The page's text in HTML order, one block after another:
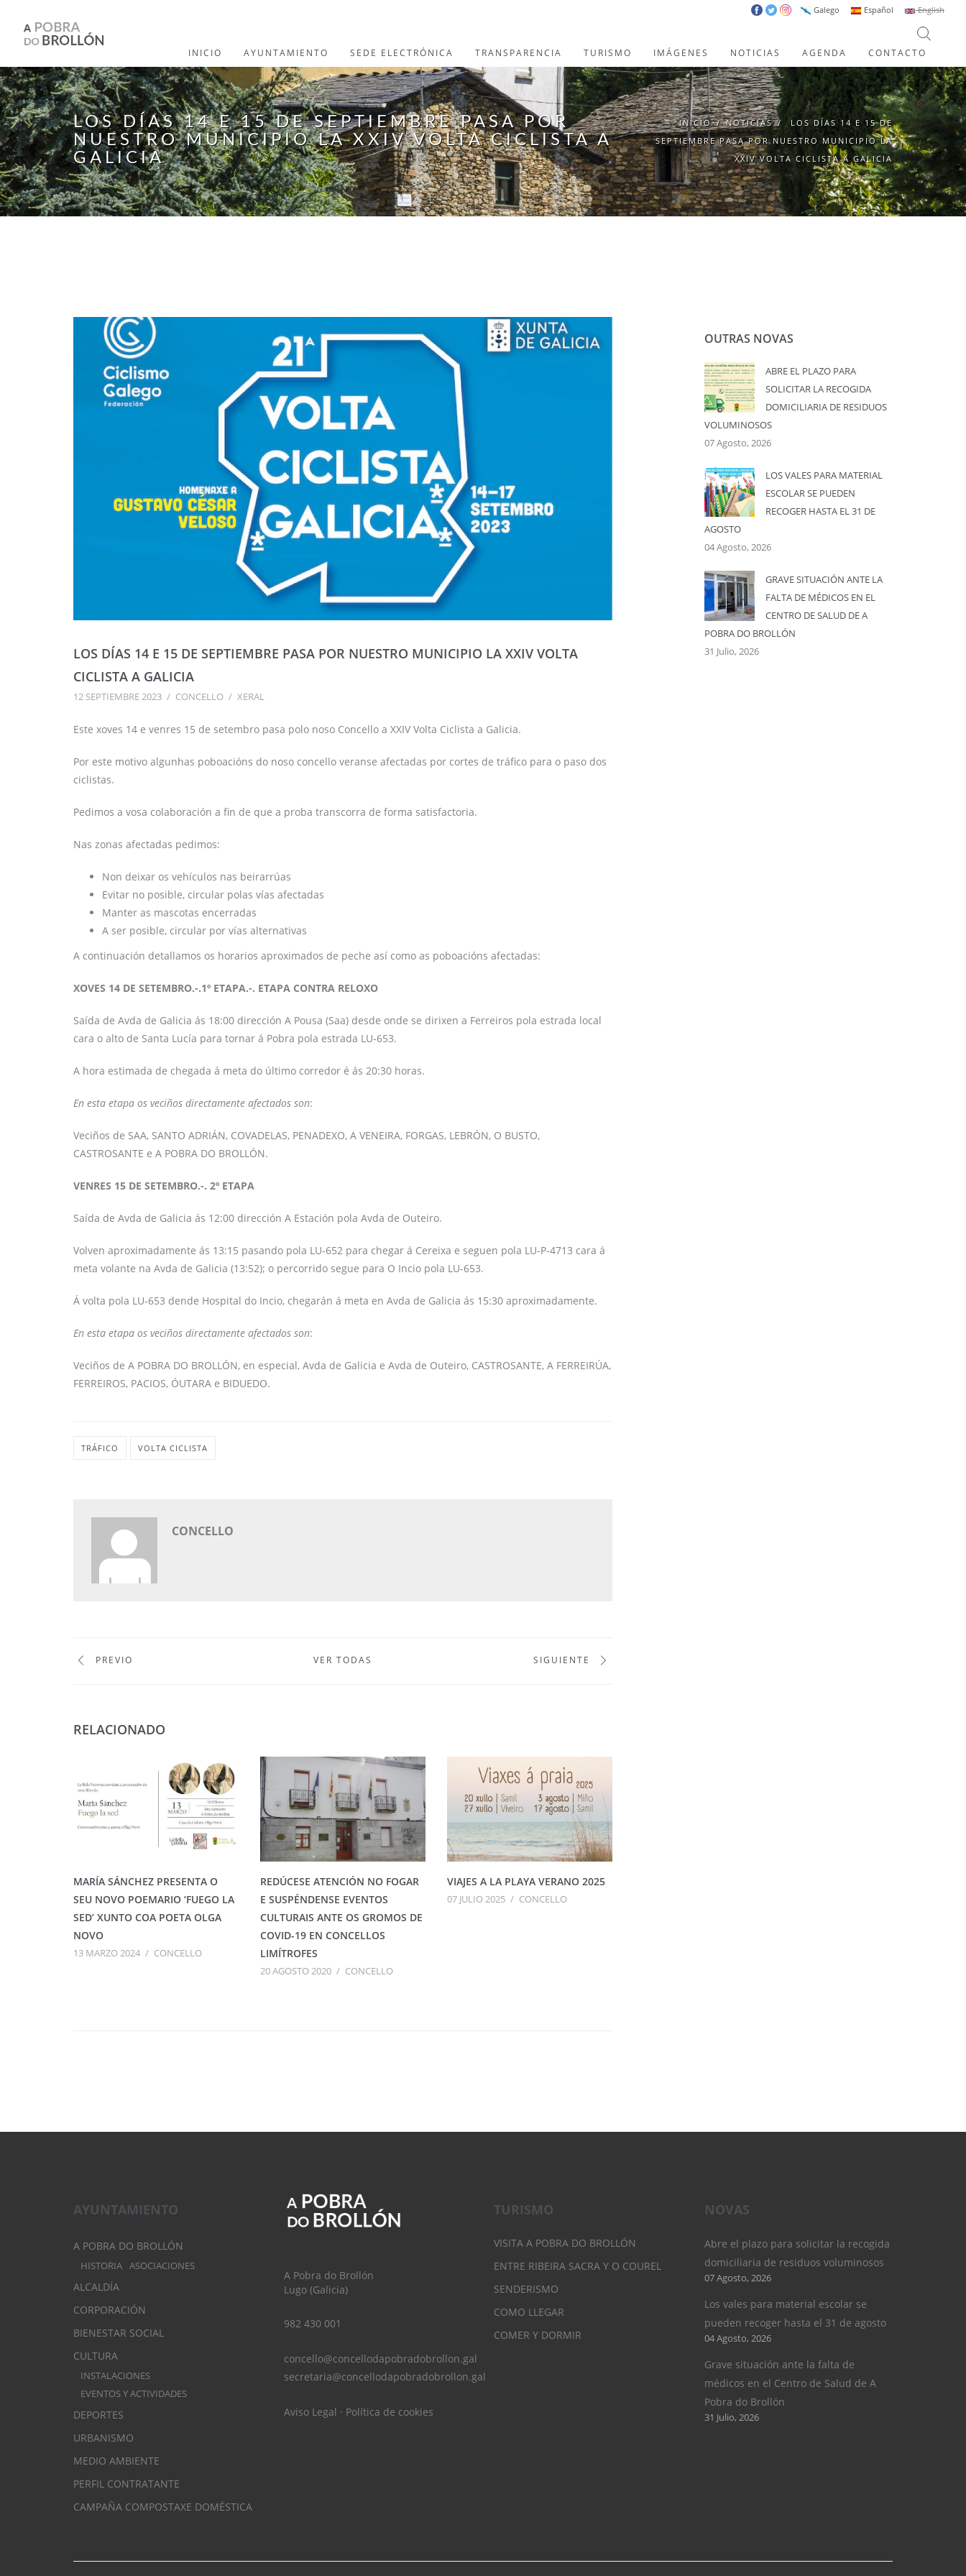
Galego Español English
INICIO AYUNTAMIENTO SEDE ELECTRÓNICA TRANSPARENCIA TURISMO IMÁGENES NOTICIAS AGENDA CONTACTO
LOS DÍAS 14 E 15 DE SEPTIEMBRE PASA POR
NUESTRO MUNICIPIO LA XXIV VOLTA CICLISTA A
GALICIA
INICIO / NOTICIAS / LOS DÍAS 14 E 15 DE
SEPTIEMBRE PASA POR NUESTRO MUNICIPIO LA
XXIV VOLTA CICLISTA A GALICIA
LOS DÍAS 14 E 15 DE SEPTIEMBRE PASA POR NUESTRO MUNICIPIO LA XXIV VOLTA
CICLISTA A GALICIA
12 SEPTIEMBRE 2023 / CONCELLO / XERAL
Este xoves 14 e venres 15 de setembro pasa polo noso Concello a XXIV Volta Ciclista a Galicia.
Por este motivo algunhas poboacións do noso concello veranse afectadas por cortes de tráfico para o paso dos
ciclistas.
Pedimos a vosa colaboración a fin de que a proba transcorra de forma satisfactoria.
Nas zonas afectadas pedimos:
Non deixar os vehículos nas beirarrúas
Evitar no posible, circular polas vías afectadas
Manter as mascotas encerradas
A ser posible, circular por vías alternativas
A continuación detallamos os horarios aproximados de peche así como as poboacións afectadas:
XOVES 14 DE SETEMBRO.-.1º ETAPA.-. ETAPA CONTRA RELOXO
Saída de Avda de Galicia ás 18:00 dirección A Pousa (Saa) desde onde se dirixen a Ferreiros pola estrada local
cara o alto de Santa Lucía para tornar á Pobra pola estrada LU-653.
A hora estimada de chegada á meta do último corredor é ás 20:30 horas.
En esta etapa os veciños directamente afectados son:
Veciños de SAA, SANTO ADRIÁN, COVADELAS, PENADEXO, A VENEIRA, FORGAS, LEBRÓN, O BUSTO,
CASTROSANTE e A POBRA DO BROLLÓN.
VENRES 15 DE SETEMBRO.-. 2º ETAPA
Saída de Avda de Galicia ás 12:00 dirección A Estación pola Avda de Outeiro.
Volven aproximadamente ás 13:15 pasando pola LU-652 para chegar á Cereixa e seguen pola LU-P-4713 cara á
meta volante na Avda de Galicia (13:52); o percorrido segue para O Incio pola LU-653.
Á volta pola LU-653 dende Hospital do Incio, chegarán á meta en Avda de Galicia ás 15:30 aproximadamente.
En esta etapa os veciños directamente afectados son:
Veciños de A POBRA DO BROLLÓN, en especial, Avda de Galicia e Avda de Outeiro, CASTROSANTE, A FERREIRÚA,
FERREIROS, PACIOS, ÓUTARA e BIDUEDO.
TRÁFICO VOLTA CICLISTA
CONCELLO
PREVIO VER TODAS SIGUIENTE
RELACIONADO
MARÍA SÁNCHEZ PRESENTA O
SEU NOVO POEMARIO ‘FUEGO LA
SED’ XUNTO COA POETA OLGA
NOVO
13 MARZO 2024 / CONCELLO
REDÚCESE ATENCIÓN NO FOGAR
E SUSPÉNDENSE EVENTOS
CULTURAIS ANTE OS GROMOS DE
COVID-19 EN CONCELLOS
LIMÍTROFES
20 AGOSTO 2020 / CONCELLO
VIAJES A LA PLAYA VERANO 2025
07 JULIO 2025 / CONCELLO
OUTRAS NOVAS
ABRE EL PLAZO PARA
SOLICITAR LA RECOGIDA
DOMICILIARIA DE RESIDUOS
VOLUMINOSOS
07 Agosto, 2026
LOS VALES PARA MATERIAL
ESCOLAR SE PUEDEN
RECOGER HASTA EL 31 DE
AGOSTO
04 Agosto, 2026
GRAVE SITUACIÓN ANTE LA
FALTA DE MÉDICOS EN EL
CENTRO DE SALUD DE A
POBRA DO BROLLÓN
31 Julio, 2026
AYUNTAMIENTO
A POBRA DO BROLLÓN
HISTORIA ASOCIACIONES
ALCALDÍA
CORPORACIÓN
BIENESTAR SOCIAL
CULTURA
INSTALACIONES
EVENTOS Y ACTIVIDADES
DEPORTES
URBANISMO
MEDIO AMBIENTE
PERFIL CONTRATANTE
CAMPAÑA COMPOSTAXE DOMÉSTICA
A Pobra do Brollón
Lugo (Galicia)
982 430 001
concello@concellodapobradobrollon.gal
secretaria@concellodapobradobrollon.gal
Aviso Legal · Política de cookies
TURISMO
VISITA A POBRA DO BROLLÓN
ENTRE RIBEIRA SACRA Y O COUREL
SENDERISMO
COMO LLEGAR
COMER Y DORMIR
NOVAS
Abre el plazo para solicitar la recogida
domiciliaria de residuos voluminosos
07 Agosto, 2026
Los vales para material escolar se
pueden recoger hasta el 31 de agosto
04 Agosto, 2026
Grave situación ante la falta de
médicos en el Centro de Salud de A
Pobra do Brollón
31 Julio, 2026